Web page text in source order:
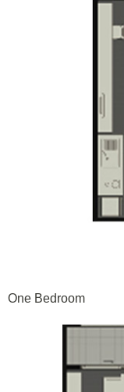
One Bedroom